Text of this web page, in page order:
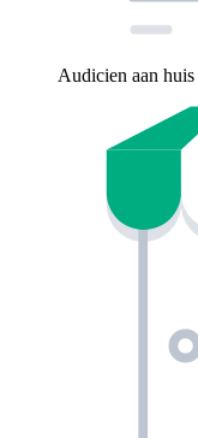
Audicien aan huis